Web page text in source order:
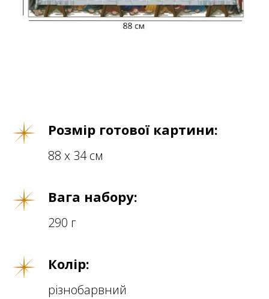
Розмір готової картини:
88 х 34 см
Вага набору:
290 г
Колір:
різнобарвний